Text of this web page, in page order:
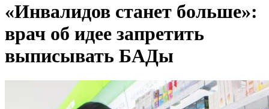
«Инвалидов станет больше»:
врач об идее запретить
выписывать БАДы